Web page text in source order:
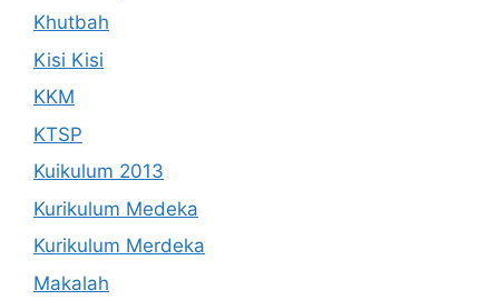
Khutbah
Kisi Kisi
KKM
KTSP
Kuikulum 2013
Kurikulum Medeka
Kurikulum Merdeka
Makalah